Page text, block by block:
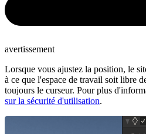
avertissement
Lorsque vous ajustez la position, le
à ce que l'espace de travail soit libre
toujours le curseur. Pour plus
sur la sécurité d'utilisation.